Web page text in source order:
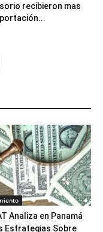
recibieron mas
Analiza en Panamá
Estrategias Sobre